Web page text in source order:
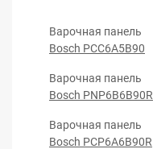
Варочная панель
Bosch PCC6A5B90
Варочная панель
Bosch PNP6B6B90R
Варочная панель
Bosch PCP6A6B90R